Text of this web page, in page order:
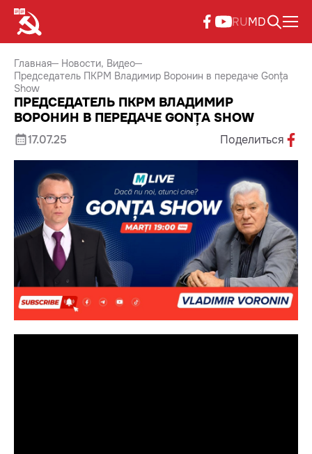
RUMD
Главная Новости Видео
Председатель ПКРМ Владимир Воронин в передаче Gonța
Show
ПРЕДСЕДАТЕЛЬ ПКРМ ВЛАДИМИР
ВОРОНИН В ПЕРЕДАЧЕ GONȚA SHOW
17.07.25 Поделиться